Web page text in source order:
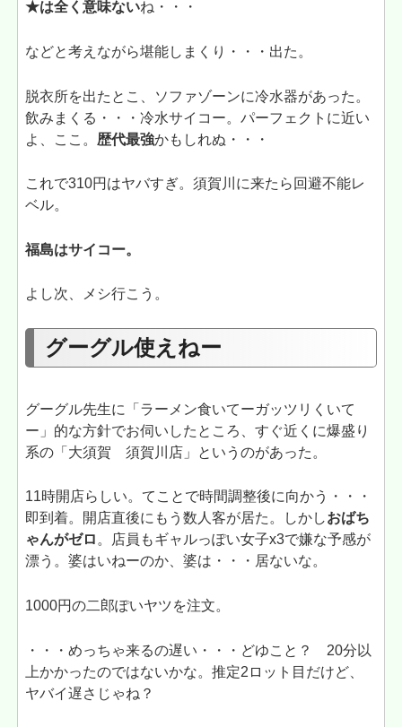
★は全く意味ないね・・・
などと考えながら堪能しまくり・・・出た。
脱衣所を出たとこ、ソファゾーンに冷水器があった。
飲みまくる・・・冷水サイコー。パーフェクトに近い
よ、ここ。 歴代最強かもしれぬ・・・
これで310円はヤバすぎ。須賀川に来たら回避不能レ
ベル。
福島はサイコー。
よし次、メシ行こう。
グーグル使えねー
グーグル先生に「ラーメン食いてーガッツリくいて
ー」的な方針でお伺いしたところ、すぐ近くに爆盛り
系の「大須賀 須賀川店」というのがあった。
11時開店らしい。てことで時間調整後に向かう・・・
即到着。開店直後にもう数人客が居た。しかしおばち
ゃんがゼロ。店員もギャルっぽい女子x3で嫌な予感が
漂う。婆はいねーのか、婆は・・・居ないな。
1000円の二郎ぽいヤツを注文。
・・・めっちゃ来るの遅い・・・どゆこと？ 20分以
上かかったのではないかな。推定2ロット目だけど、
ヤバイ遅さじゃね？